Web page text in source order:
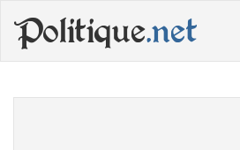
Politique.net